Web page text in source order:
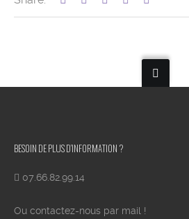
BESOIN DE PLUS D’INFORMATION ?
07.66.82.99.14
Ou contactez-nous par mail !